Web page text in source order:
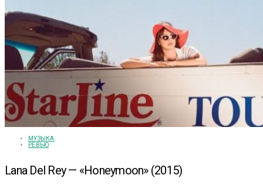
МУЗЫКА
РЕВЬЮ
Lana Del Rey — «Honeymoon» (2015)